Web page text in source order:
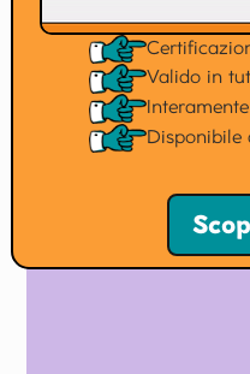
Valido in
Disponibile